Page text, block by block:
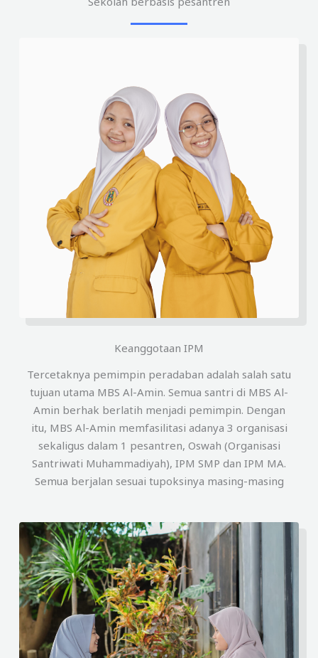
Keanggotaan IPM
Tercetaknya pemimpin peradaban adalah salah satu
tujuan utama MBS Al-Amin. Semua santri di MBS Al-
Amin berhak berlatih menjadi pemimpin. Dengan
itu, MBS Al-Amin memfasilitasi adanya 3 organisasi
sekaligus dalam 1 pesantren, Oswah (Organisasi
Santriwati Muhammadiyah), IPM SMP dan IPM MA.
Semua berjalan sesuai tupoksinya masing-masing